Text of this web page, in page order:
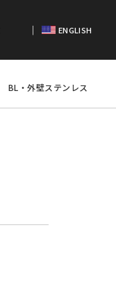
｜ ENGLISH
BL・外壁ステンレス